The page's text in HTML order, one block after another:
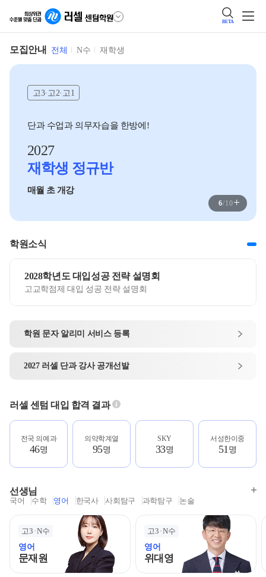
BETA
모집안내 전체 N수 재학생
고3·고2·고1
단과 수업과 의무자습을 한방에!
2027
재학생 정규반
매월 초 개강
6/10+
학원소식
2028학년도 대입성공 전략 설명회
고교학점제 대입 성공 전략 설명회
학원 문자 알리미 서비스 등록
2027러셀 단과 강사 공개선발
러셀 센텀 대입 합격 결과
전국 의예과
46명
의약학계열
95명
SKY
33명
서성한이중
51 명
선생님
국어 수학 영어 한국사 사회탐구 과학탐구 논술
고3 N수
영어
문재원
고3 N수
영어
위대영